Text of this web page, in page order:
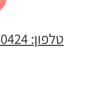
טלפון: 052-664-0424